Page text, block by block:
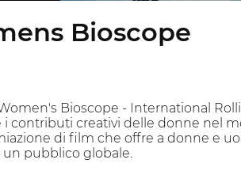
Bioscope
Bioscope - International
contributi creativi delle donne nel
di film che offre a donne e
pubblico globale.